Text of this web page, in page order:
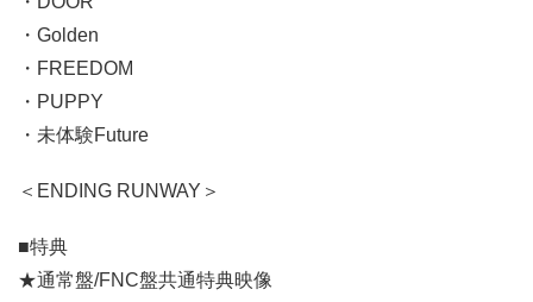
・Golden
・FREEDOM
・PUPPY
・未体験Future
＜ENDING RUNWAY＞
■特典
★通常盤/FNC盤共通特典映像